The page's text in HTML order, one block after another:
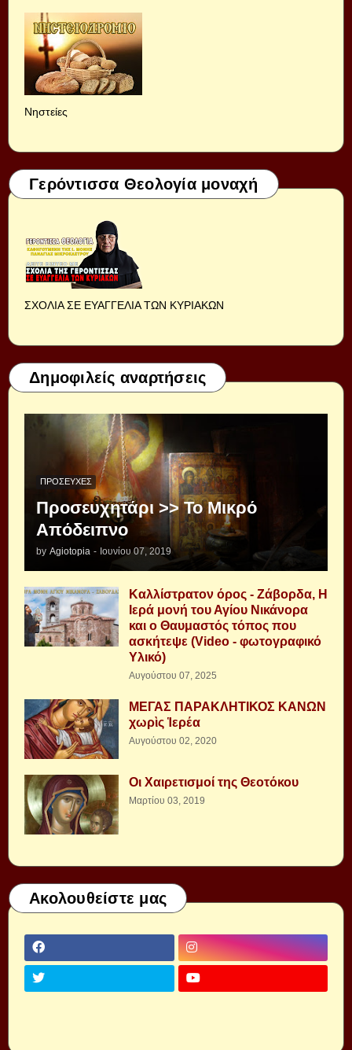
Νηστείες
Γερόντισσα Θεολογία μοναχή
ΣΧΟΛΙΑ ΣΕ ΕΥΑΓΓΕΛΙΑ ΤΩΝ ΚΥΡΙΑΚΩΝ
Δημοφιλείς αναρτήσεις
ΠΡΟΣΕΥΧΈΣ
Προσευχητάρι >> Το Μικρό
Απόδειπνο
by Agiotopia - Ιουνίου 07, 2019
Καλλίστρατον όρος - Ζάβορδα, Η
Ιερά μονή του Αγίου Νικάνορα
και ο Θαυμαστός τόπος που
ασκήτεψε (Video - φωτογραφικό
Υλικό)
Αυγούστου 07, 2025
ΜΕΓΑΣ ΠΑΡΑΚΛΗΤΙΚΟΣ ΚΑΝΩΝ
χωρὶς Ἱερέα
Αυγούστου 02, 2020
Οι Χαιρετισμοί της Θεοτόκου
Μαρτίου 03, 2019
Ακολουθείστε μας